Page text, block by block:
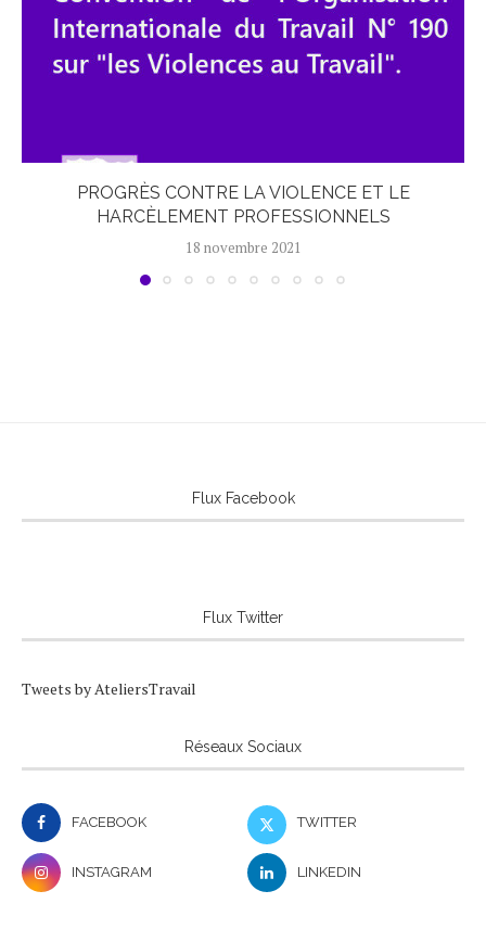
PROGRÈS CONTRE LA VIOLENCE ET LE
HARCÈLEMENT PROFESSIONNELS
18 novembre 2021
Flux Facebook
Flux Twitter
Tweets by AteliersTravail
Réseaux Sociaux
FACEBOOK TWITTER
INSTAGRAM LINKEDIN